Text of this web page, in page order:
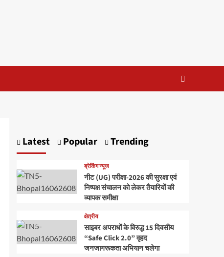
Latest Popular Trending
ब्रेकिंग न्यूज
नीट (UG) परीक्षा-2026 की सुरक्षा एवं
निष्पक्ष संचालन को लेकर तैयारियों की
व्यापक समीक्षा
क्षेत्रीय
साइबर अपराधों के विरुद्ध 15 दिवसीय
“Safe Click 2.0” वृहद
जनजागरूकता अभियान चलेगा